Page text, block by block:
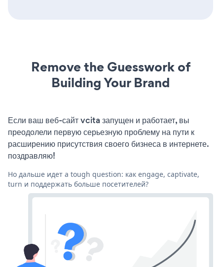
Remove the Guesswork of
Building Your Brand
Если ваш веб-сайт vcita запущен и работает, вы
преодолели первую серьезную проблему на пути к
расширению присутствия своего бизнеса в интернете.
поздравляю!
Но дальше идет a tough question: как engage, captivate,
turn и поддержать больше посетителей?